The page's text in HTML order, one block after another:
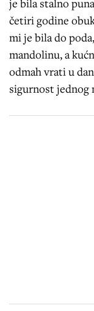
je bila stalno
četiri godine
mi je bila do
mandolinu, a
odmah vrati u
sigurnost jednog